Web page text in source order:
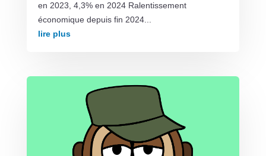
en 2023, 4,3% en 2024 Ralentissement
économique depuis fin 2024...
lire plus